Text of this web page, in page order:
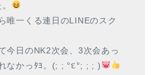
唯一くる連日のLINEのスク
今日のNK2次会、3次会あっ
なかっﾀﾖ。(; ; °દ°; ; ; )